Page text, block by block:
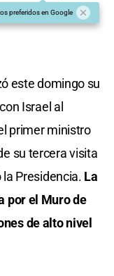
preferidos en Google
este domingo su
Israel al
primer ministro
su tercera visita
Presidencia. La
por el Muro de
de alto nivel